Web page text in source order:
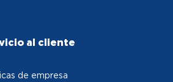
al cliente
de empresa